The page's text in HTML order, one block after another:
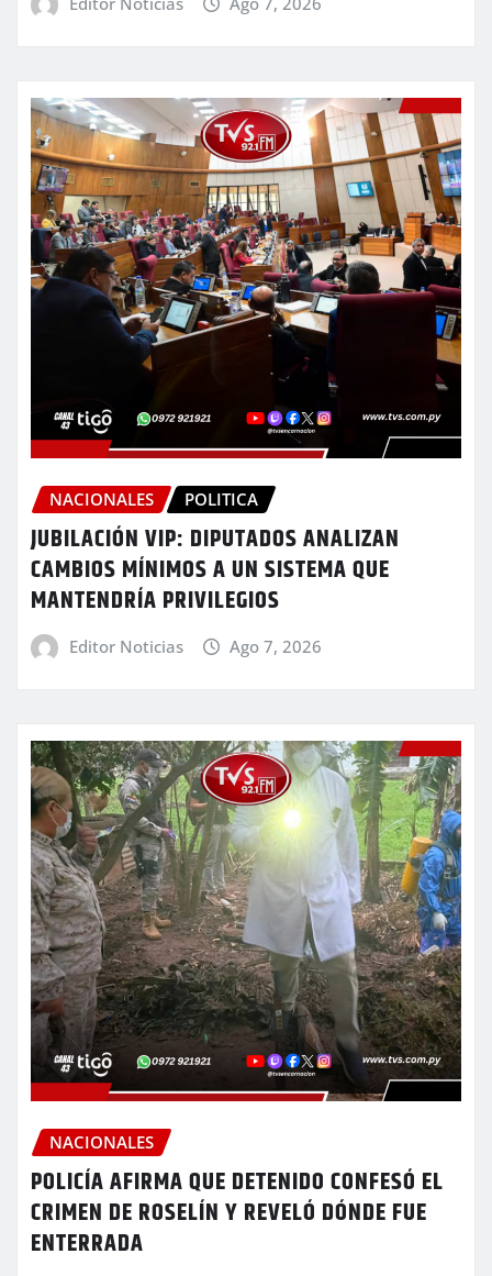
NACIONALES POLITICA
JUBILACIÓN VIP: DIPUTADOS ANALIZAN
CAMBIOS MÍNIMOS A UN SISTEMA QUE
MANTENDRÍA PRIVILEGIOS
Editor Noticias Ago 7, 2026
NACIONALES
POLICÍA AFIRMA QUE DETENIDO CONFESÓ EL
CRIMEN DE ROSELÍN Y REVELÓ DÓNDE FUE
ENTERRADA